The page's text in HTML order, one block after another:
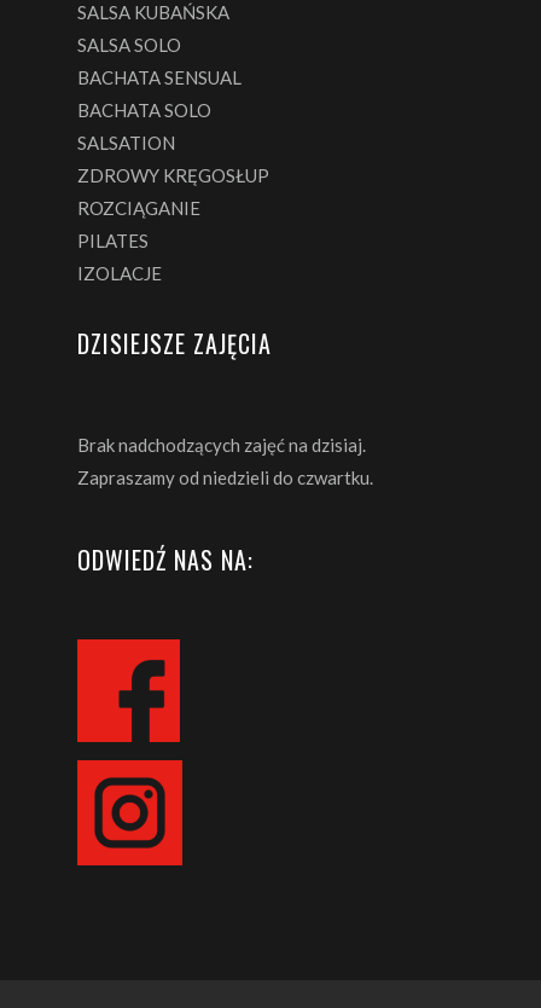
SALSA KUBAŃSKA
SALSA SOLO
BACHATA SENSUAL
BACHATA SOLO
SALSATION
ZDROWY KRĘGOSŁUP
ROZCIĄGANIE
PILATES
IZOLACJE
DZISIEJSZE ZAJĘCIA
Brak nadchodzących zajęć na dzisiaj.
Zapraszamy od niedzieli do czwartku.
ODWIEDŹ NAS NA: